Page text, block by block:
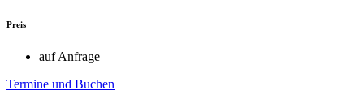
Preis
auf Anfrage
Termine und Buchen